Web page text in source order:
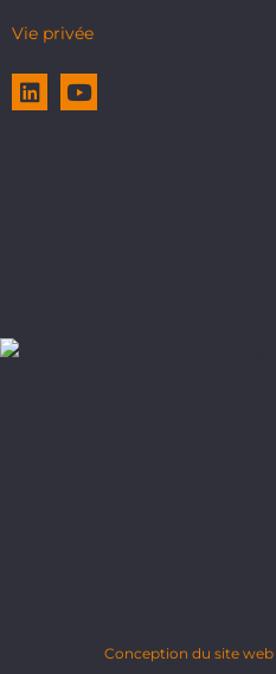
Vie privée
Conception du site